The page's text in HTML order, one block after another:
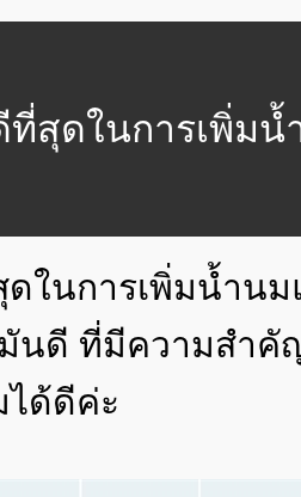
ที่สุดในการเพิ่ม
ในการเพิ่มน้ำน
นดี ที่มีความสำคั
ด้ดีค่ะ